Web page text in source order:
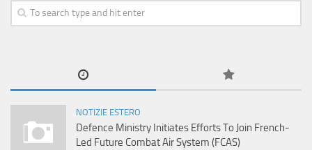
NOTIZIE ESTERO
Defence Ministry Initiates Efforts To Join French-
Led Future Combat Air System (FCAS)